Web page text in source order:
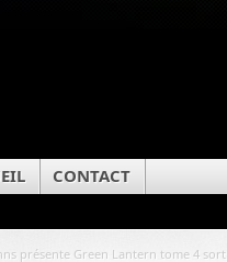
CONTACT
présente Green Lantern tome 4 sort